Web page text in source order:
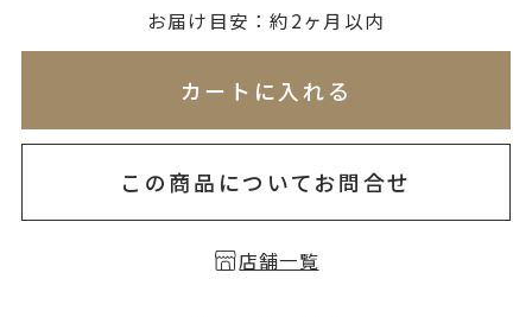
(刻印について)※必ず選択ください
お届け目安：約2ヶ月以内
カートに入れる
この商品についてお問合せ
店舗一覧